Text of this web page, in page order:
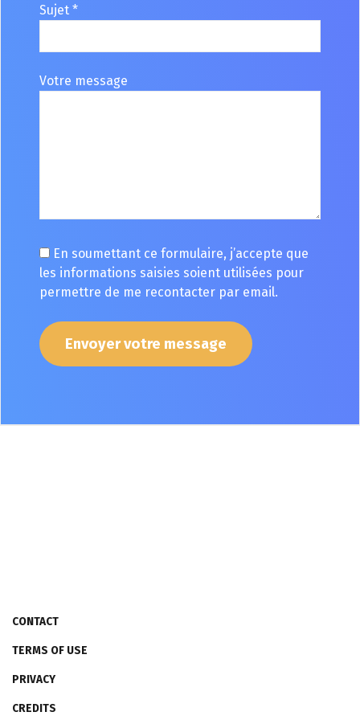
Sujet *
Votre message
En soumettant ce formulaire, j’accepte que
les informations saisies soient utilisées pour
permettre de me recontacter par email.
CONTACT
TERMS OF USE
PRIVACY
CREDITS